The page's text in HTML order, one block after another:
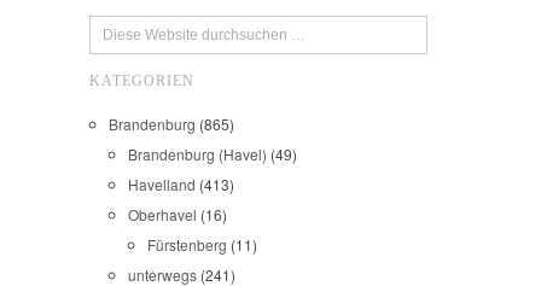
KATEGORIEN
Brandenburg (865)
Brandenburg (Havel) (49)
Havelland (413)
Oberhavel (16)
Fürstenberg (11)
unterwegs (241)